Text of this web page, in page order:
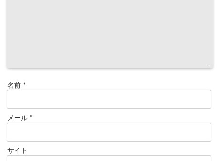
名前 *
メール *
サイト